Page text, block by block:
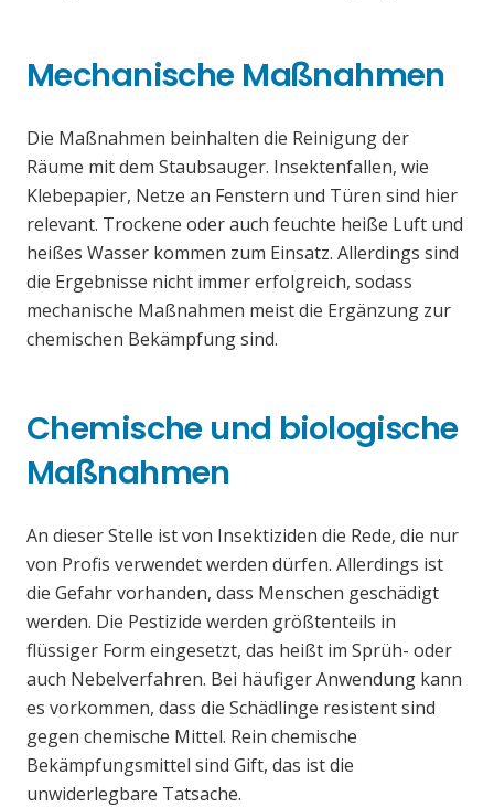
Mechanische Maßnahmen
Die Maßnahmen beinhalten die Reinigung der
Räume mit dem Staubsauger. Insektenfallen, wie
Klebepapier, Netze an Fenstern und Türen sind hier
relevant. Trockene oder auch feuchte heiße Luft und
heißes Wasser kommen zum Einsatz. Allerdings sind
die Ergebnisse nicht immer erfolgreich, sodass
mechanische Maßnahmen meist die Ergänzung zur
chemischen Bekämpfung sind.
Chemische und biologische
Maßnahmen
An dieser Stelle ist von Insektiziden die Rede, die nur
von Profis verwendet werden dürfen. Allerdings ist
die Gefahr vorhanden, dass Menschen geschädigt
werden. Die Pestizide werden größtenteils in
flüssiger Form eingesetzt, das heißt im Sprüh- oder
auch Nebelverfahren. Bei häufiger Anwendung kann
es vorkommen, dass die Schädlinge resistent sind
gegen chemische Mittel. Rein chemische
Bekämpfungsmittel sind Gift, das ist die
unwiderlegbare Tatsache.